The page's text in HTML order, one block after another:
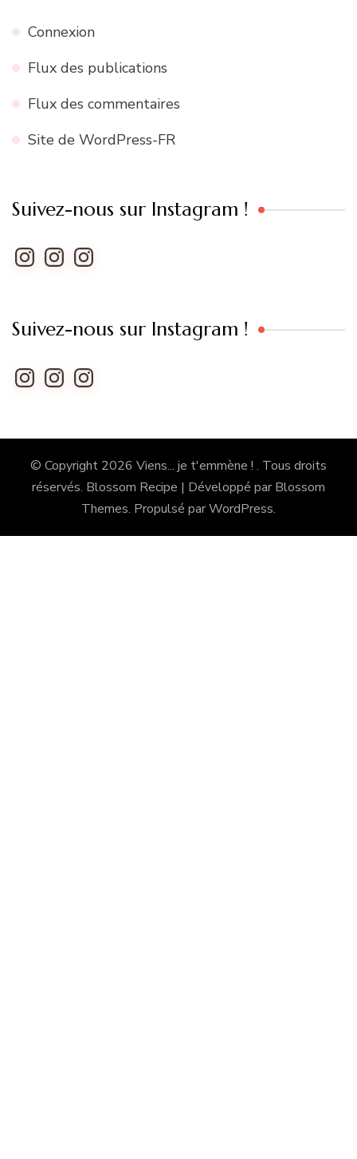
Connexion
Flux des publications
Flux des commentaires
Site de WordPress-FR
Suivez-nous sur Instagram !
Instagram
InstagramInstagram
Suivez-nous sur Instagram !
Instagram
InstagramInstagram
© Copyright 2026 Viens... je t'emmène ! . Tous droits
réservés. Blossom Recipe | Développé par Blossom
Themes. Propulsé parWordPress.